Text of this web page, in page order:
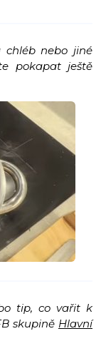
chléb nebo jiné
pokapat ještě
tip, co vařit k
skupině Hlavní